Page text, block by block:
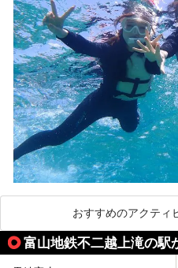
おすすめのアクティ
富山地鉄不二越上滝の駅